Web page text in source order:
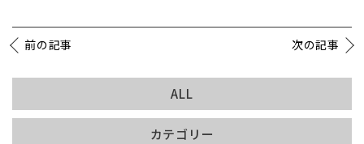
前の記事 次の記事
ALL
カテゴリー